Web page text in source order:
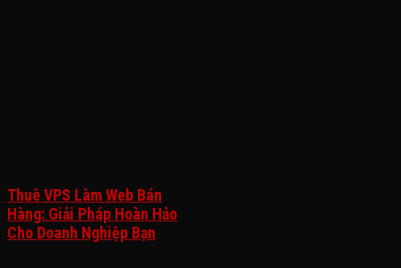
Thuê VPS Làm Web Bán
Hàng: Giải Pháp Hoàn Hảo
Cho Doanh Nghiệp Bạn